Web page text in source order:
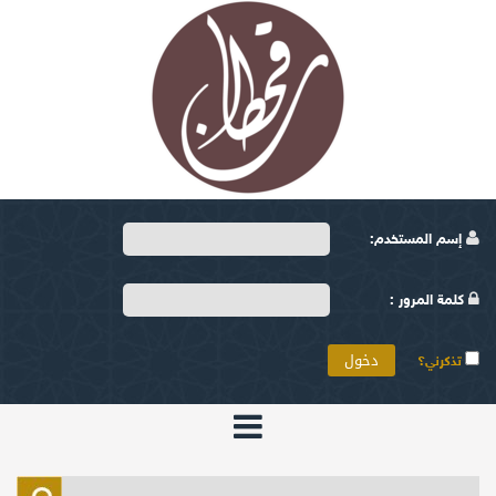
إسم المستخدم:
كلمة المرور :
تذكرني؟